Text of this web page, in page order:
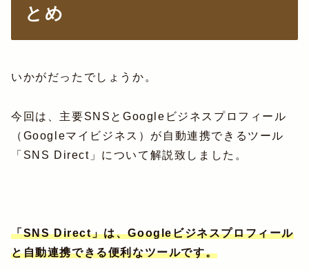
とめ
いかがだったでしょうか。
今回は、主要SNSとGoogleビジネスプロフィール
（Googleマイビジネス）が自動連携できるツール
「SNS Direct」について解説致しました。
「SNS Direct」は、Googleビジネスプロフィール
と自動連携できる便利なツールです。